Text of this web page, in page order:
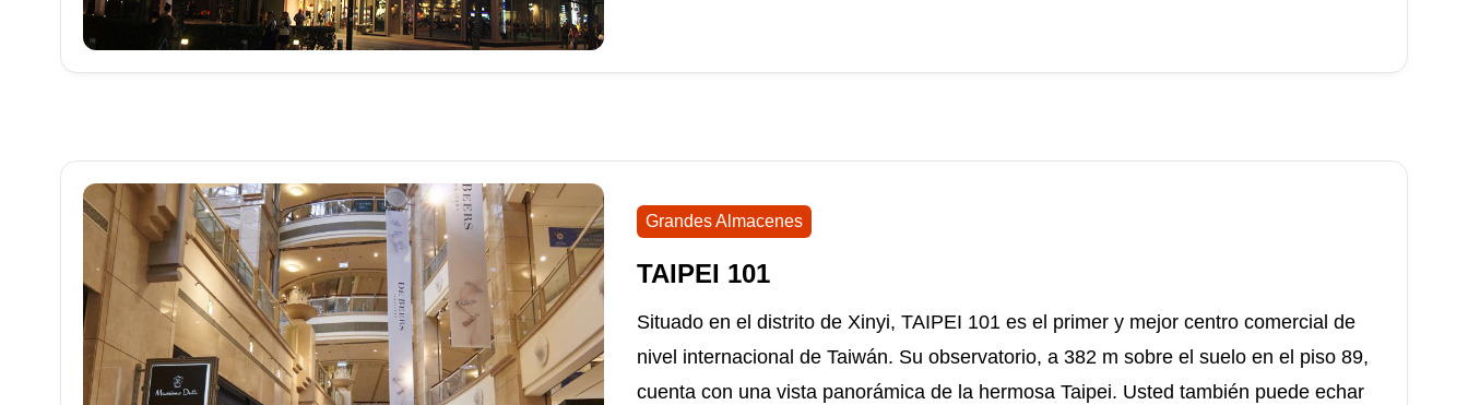
Grandes Almacenes
TAIPEI 101
Situado en el distrito de Xinyi, TAIPEI 101 es el primer y mejor centro comercial de
nivel internacional de Taiwán. Su observatorio, a 382 m sobre el suelo en el piso 89,
cuenta con una vista panorámica de la hermosa Taipei. Usted también puede echar